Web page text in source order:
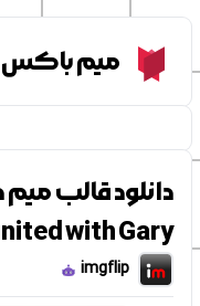
Meme Boxمیم باکس
with Gary
imgflip